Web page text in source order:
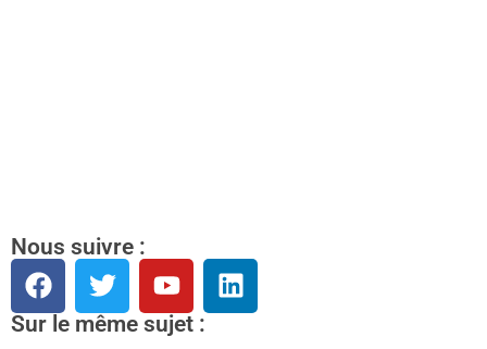
Nous suivre :
Sur le même sujet :